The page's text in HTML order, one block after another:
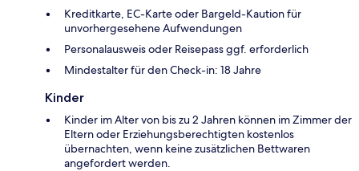
Kreditkarte, EC-Karte oder Bargeld-Kaution für
unvorhergesehene Aufwendungen
Personalausweis oder Reisepass ggf. erforderlich
Mindestalter für den Check-in: 18 Jahre
Kinder
Kinder im Alter von bis zu 2 Jahren können im Zimmer der
Eltern oder Erziehungsberechtigten kostenlos
übernachten, wenn keine zusätzlichen Bettwaren
angefordert werden.